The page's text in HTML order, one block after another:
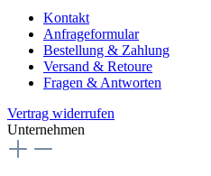
Kontakt
Anfrageformular
Bestellung & Zahlung
Versand & Retoure
Fragen & Antworten
Vertrag widerrufen
Unternehmen